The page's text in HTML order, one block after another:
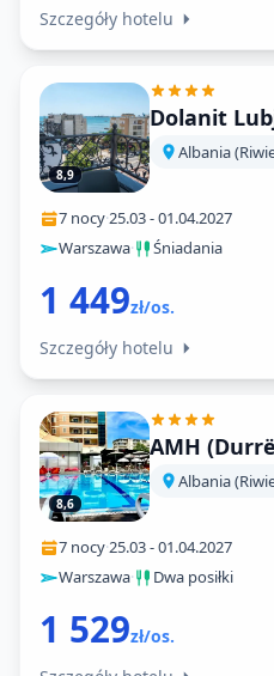
Szczegóły hotelu
8,9
Dolanit
Albania
7 nocy·25.03-01.04.2027
Warszawa· Śniadania
1 449zł/os.
Szczegóły hotelu
8,6
AMH
Albania
7 nocy·25.03-01.04.2027
Warszawa· Dwa posiłki
1 529zł/os.